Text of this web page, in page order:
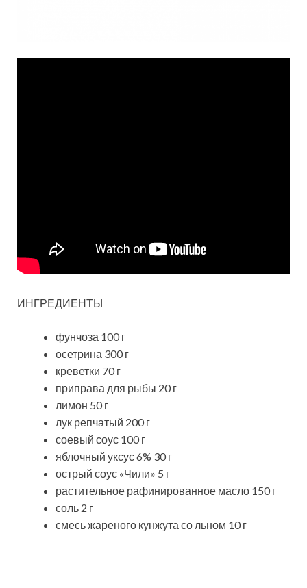
ИНГРЕДИЕНТЫ
фунчоза 100 г
осетрина 300 г
креветки 70 г
приправа для рыбы 20 г
лимон 50 г
лук репчатый 200 г
соевый соус 100 г
яблочный уксус 6% 30 г
острый соус «Чили» 5 г
растительное рафинированное масло 150 г
соль 2 г
смесь жареного кунжута со льном 10 г